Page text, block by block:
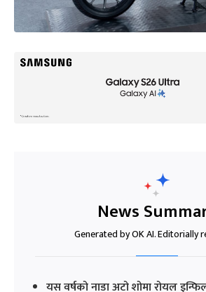
News
Generated by OK AI. Editorially
यस वर्षको नाडा अटो शोमा रोयल